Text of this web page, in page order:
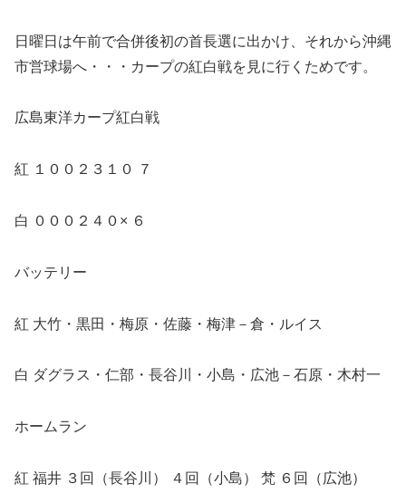
日曜日は午前で合併後初の首長選に出かけ、それから沖縄
市営球場へ・・・カープの紅白戦を見に行くためです。
広島東洋カープ紅白戦
紅 １００２３１０ ７
白 ０００２４０× ６
バッテリー
紅 大竹・黒田・梅原・佐藤・梅津－倉・ルイス
白 ダグラス・仁部・長谷川・小島・広池－石原・木村一
ホームラン
紅 福井 ３回（長谷川） ４回（小島） 梵 ６回（広池）